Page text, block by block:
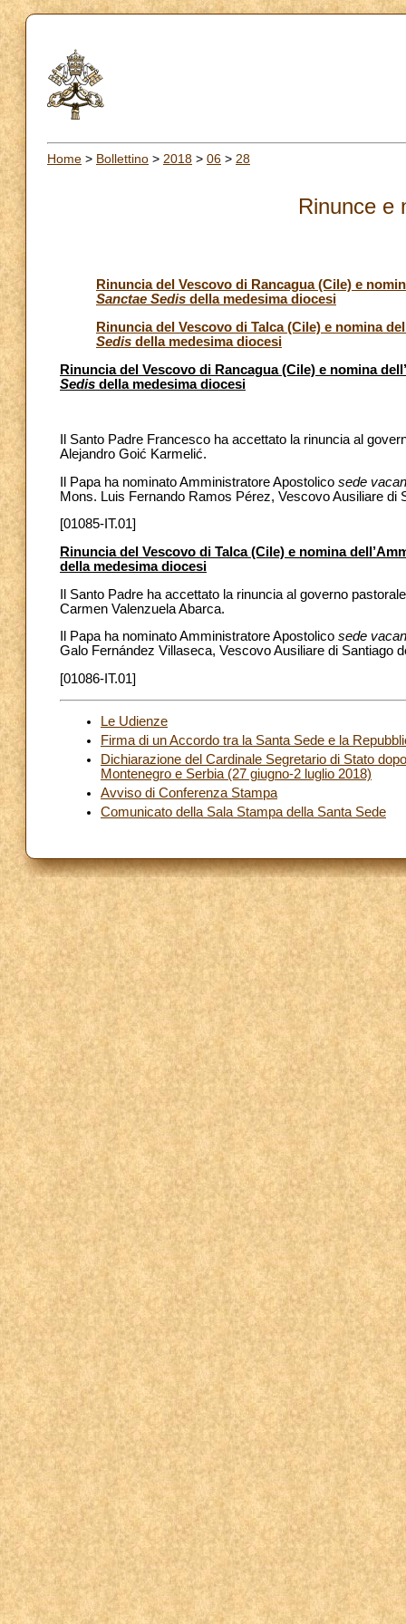
Home > Bollettino > 2018 > 06 > 28
Rinunce e
Rinuncia del Vescovo di Rancagua (Cile) e
Sanctae Sedis della medesima diocesi
Rinuncia del Vescovo di Talca (Cile) e nomina
Sedis della medesima diocesi
Rinuncia del Vescovo di Rancagua (Cile) e nomina
Sedis della medesima diocesi
Il Santo Padre Francesco ha accettato la rinuncia al
Alejandro Goić Karmelić.
Il Papa ha nominato Amministratore Apostolico sede
Mons. Luis Fernando Ramos Pérez, Vescovo Ausiliare di
[01085-IT.01]
Rinuncia del Vescovo di Talca (Cile) e nomina
della medesima diocesi
Il Santo Padre ha accettato la rinuncia al governo
Carmen Valenzuela Abarca.
Il Papa ha nominato Amministratore Apostolico sede
Galo Fernández Villaseca, Vescovo Ausiliare di Santiago
[01086-IT.01]
Le Udienze
Firma di un Accordo tra la Santa Sede e la
Dichiarazione del Cardinale Segretario di Stato
Montenegro e Serbia (27 giugno-2 luglio 2018)
Avviso di Conferenza Stampa
Comunicato della Sala Stampa della Santa Sede